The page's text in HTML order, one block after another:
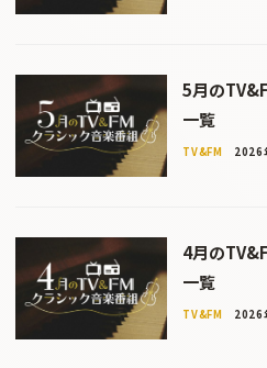
5月の
一覧
TV&FM 2026
4月の
一覧
TV&FM 2026